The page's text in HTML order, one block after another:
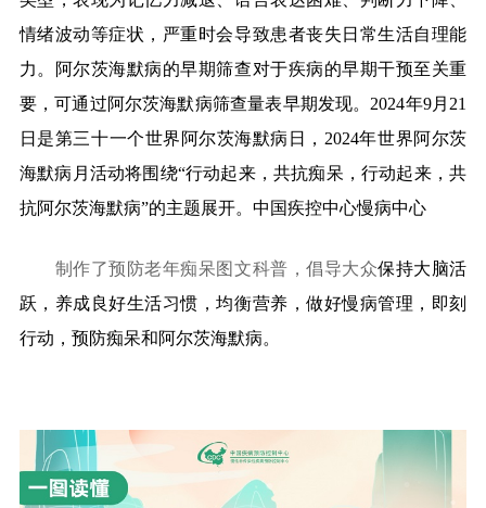
情绪波动等症状，严重时会导致患者丧失日常生活自理能
力。阿尔茨海默病的早期筛查对于疾病的早期干预至关重
要，可通过阿尔茨海默病筛查量表早期发现。2024年9月21
日是第三十一个世界阿尔茨海默病日，2024年世界阿尔茨
海默病月活动将围绕“行动起来，共抗痴呆，行动起来，共
抗阿尔茨海默病”的主题展开。中国疾控中心慢病中心
制作了预防老年痴呆图文科普，倡导大众保持大脑活
跃，养成良好生活习惯，均衡营养，做好慢病管理，即刻
行动，预防痴呆和阿尔茨海默病。